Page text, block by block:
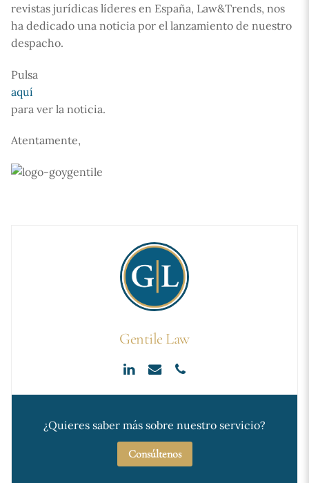
revistas jurídicas líderes en España, Law&Trends, nos
ha dedicado una noticia por el lanzamiento de nuestro
despacho.
Pulsa
aquí
para ver la noticia.
Atentamente,
Gentile Law
¿Quieres saber más sobre nuestro servicio?
Consúltenos